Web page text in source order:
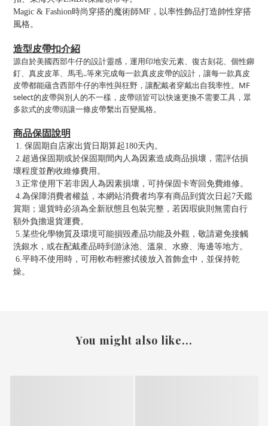
Magic & Fashion時尚穿搭的魔術師MF，以率性飾品打造帥性穿搭
風格。
造型皮帶扣介紹
源自於美國西部牛仔的設計靈感，運用印地安元素、復古刻花、個性鉚
釘、真皮皮革、馬毛..等來完成每一款真皮皮帶的設計，讓每一款真皮
皮帶都能蘊含西部牛仔的率性與狂野，讓配戴者穿戴出自我率性。MF
select的皮帶與別人的不一樣，皮帶頭皆可以快速更換不需要工具，眾
多款式的皮帶頭讓一條皮帶繫出百變風格。
商品保固說明
1. 保固期自店家出貨日期算起180天內。
2.超過保固期或於保固期間內人為因素造成商品損壞，需評估損
壞程度並酌收維修費用。
3.正常使用下若非因人為因素損壞，可持保固卡寄回免費維修。
4.為保障消費者權益，本網站消費者均享有商品到貨次日起7天鑑
賞期；退貨時必須為全新狀態且包裝完整，若因瑕疵則無需自行
額外負擔退貨運費。
5.某些化學物質及環境可能損毀產品功能及外觀，敬請避免接觸
洗銀水，或在配戴產品時到游泳池、溫泉、水療、海邊等地方。
6.平時不使用時，可用軟布輕擦拭後放入首飾盒中，並保持乾
燥。
You might also like...